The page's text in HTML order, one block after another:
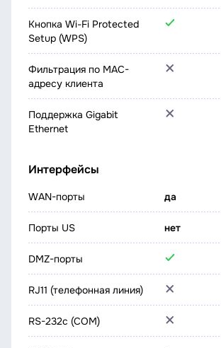
Кнопка Wi-Fi Protected
Setup (WPS)
Фильтрация по МАС-
адресу клиента
Поддержка Gigabit
Ethernet
Интерфейсы
WAN-порты да
Порты US нет
DMZ-порты
RJ11 (телефонная линия)
RS-232c (COM)